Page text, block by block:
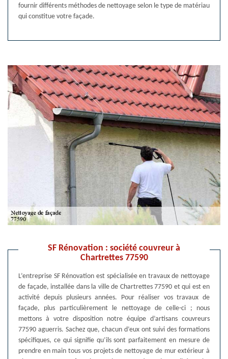
fournir différents méthodes de nettoyage selon le type de matériau
qui constitue votre façade.
SF Rénovation : société couvreur à
Chartrettes 77590
L’entreprise SF Rénovation est spécialisée en travaux de nettoyage
de façade, installée dans la ville de Chartrettes 77590 et qui est en
activité depuis plusieurs années. Pour réaliser vos travaux de
façade, plus particulièrement le nettoyage de celle-ci ; nous
mettons à votre disposition notre équipe d’artisans couvreurs
77590 aguerris. Sachez que, chacun d’eux ont suivi des formations
spécifiques, ce qui signifie qu’ils sont parfaitement en mesure de
prendre en main tous vos projets de nettoyage de mur extérieur à